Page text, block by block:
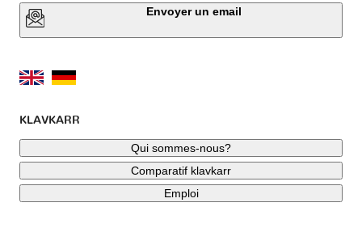
Envoyer un email
KLAVKARR
Qui sommes-nous?
Comparatif klavkarr
Emploi